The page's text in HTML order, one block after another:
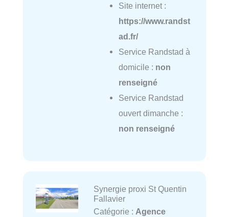
Site internet :
https://www.randst
ad.fr/
Service Randstad à
domicile : non
renseigné
Service Randstad
ouvert dimanche :
non renseigné
Synergie proxi St Quentin
Fallavier
Catégorie : Agence